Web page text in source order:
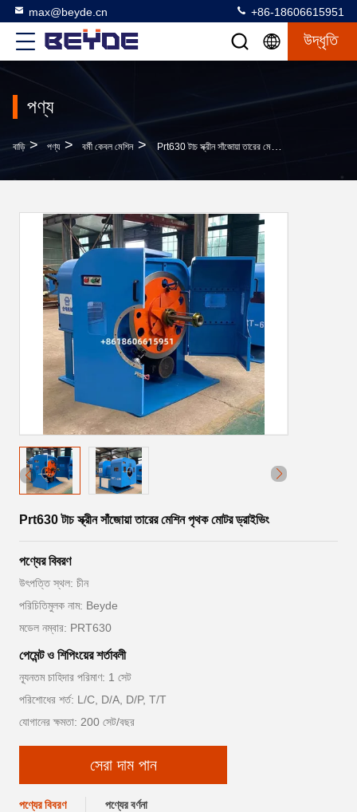
max@beyde.cn +86-18606615951
উদ্ধৃতি
পণ্য
বাড়ি > পণ্য > বর্মী কেবল মেশিন > Prt630 টাচ স্ক্রীন সাঁজোয়া তারের মেশিন পৃথক মোটর ড্রাইভিং
Prt630 টাচ স্ক্রীন সাঁজোয়া তারের মেশিন পৃথক মোটর ড্রাইভিং
পণ্যের বিবরণ
উৎপত্তি স্থল: চীন
পরিচিতিমুলক নাম: Beyde
মডেল নম্বার: PRT630
পেমেন্ট ও শিপিংয়ের শর্তাবলী
ন্যূনতম চাহিদার পরিমাণ: 1 সেট
পরিশোধের শর্ত: L/C, D/A, D/P, T/T
যোগানের ক্ষমতা: 200 সেট/বছর
সেরা দাম পান
পণ্যের বিবরণ পণ্যের বর্ণনা